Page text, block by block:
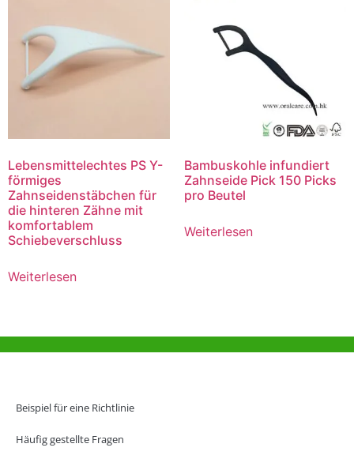
Lebensmittelechtes PS Y-
förmiges
Zahnseidenstäbchen für
die hinteren Zähne mit
komfortablem
Schiebeverschluss
Weiterlesen
Bambuskohle infundiert
Zahnseide Pick 150 Picks
pro Beutel
Weiterlesen
Beispiel für eine Richtlinie
Häufig gestellte Fragen
Büro Hongkong
SAR, China